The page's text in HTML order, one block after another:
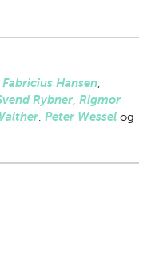
Hansen,
Rybner, Rigmor
, Peter Wessel og